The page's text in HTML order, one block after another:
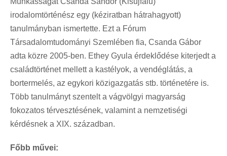
irodalomtörténész egy (kéziratban hátrahagyott)
tanulmányban ismertette. Ezt a Fórum
Társadalomtudományi Szemlében fia, Csanda Gábor
adta közre 2005-ben. Ethey Gyula érdeklődése kiterjedt a
családtörténet mellett a kastélyok, a vendéglátás, a
bortermelés, az egykori közigazgatás stb. történetére is.
Több tanulmányt szentelt a vágvölgyi magyarság
fokozatos térvesztésének, valamint a nemzetiségi
kérdésnek a XIX. században.
Főbb művei: